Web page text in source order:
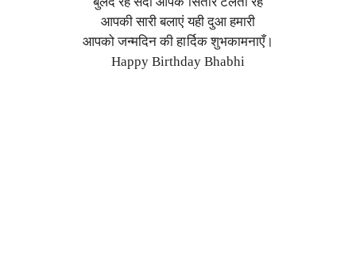
आपकी सारी बलाएं यही दुआ हमारी
आपको जन्मदिन की हार्दिक शुभकामनाएँ।
Happy Birthday Bhabhi